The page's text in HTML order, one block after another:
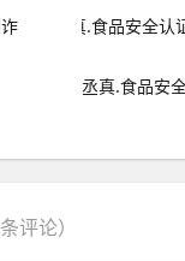
丞真.食品安
条评论）